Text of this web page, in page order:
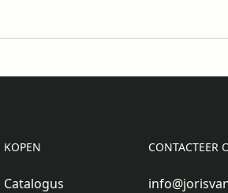
KOPEN
Catalogus
CONTACTEER